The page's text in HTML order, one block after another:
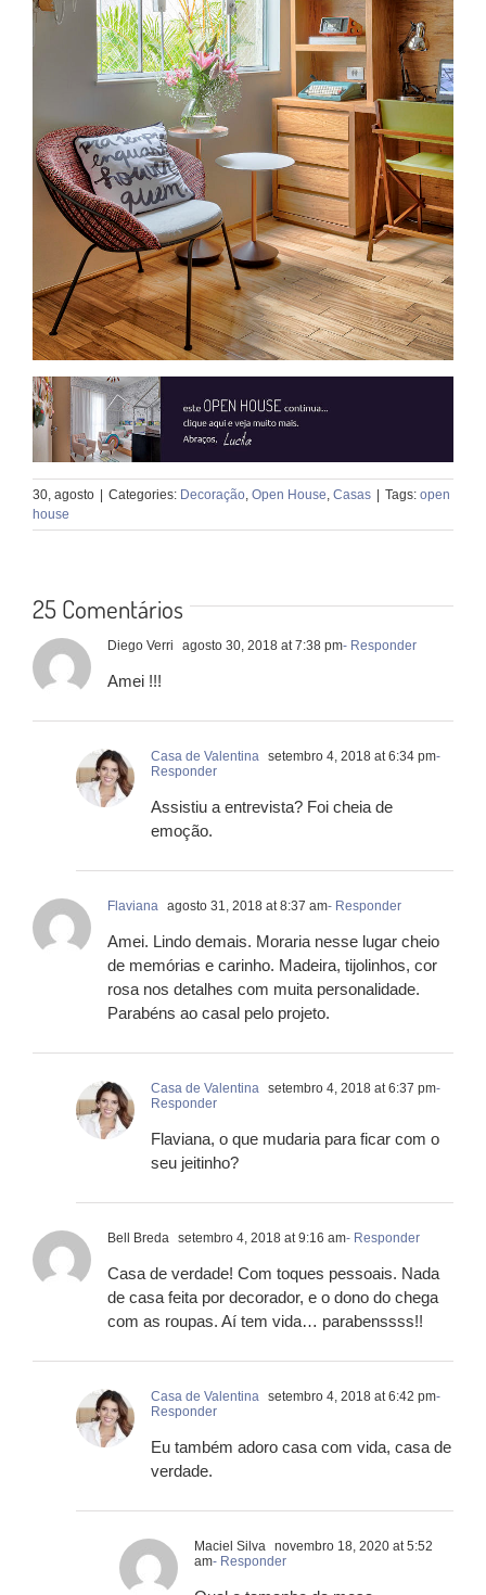
30, agosto Categories: Decoração, Open House, Casas Tags: open
house
25 Comentários
Diego Verri agosto 30, 2018 at 7:38 pm- Responder
Amei !!!
Casa de Valentina setembro 4, 2018 at 6:34 pm-
Responder
Assistiu a entrevista? Foi cheia de
emoção.
Flaviana agosto 31, 2018 at 8:37 am- Responder
Amei. Lindo demais. Moraria nesse lugar cheio
de memórias e carinho. Madeira, tijolinhos, cor
rosa nos detalhes com muita personalidade.
Parabéns ao casal pelo projeto.
Casa de Valentina setembro 4, 2018 at 6:37 pm-
Responder
Flaviana, o que mudaria para ficar com o
seu jeitinho?
Bell Breda setembro 4, 2018 at 9:16 am- Responder
Casa de verdade! Com toques pessoais. Nada
de casa feita por decorador, e o dono do chega
com as roupas. Aí tem vida… parabenssss!!
Casa de Valentina setembro 4, 2018 at 6:42 pm-
Responder
Eu também adoro casa com vida, casa de
verdade.
Maciel Silva novembro 18, 2020 at 5:52
am- Responder